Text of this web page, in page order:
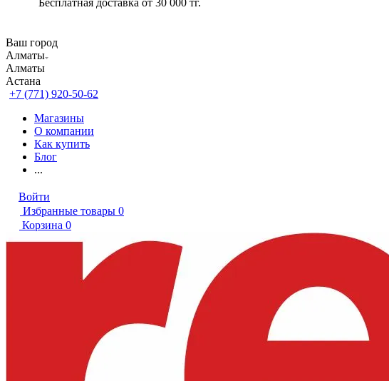
Бесплатная доставка от 30 000 тг.
Ваш город
Алматы
Алматы
Астана
+7 (771) 920-50-62
Магазины
О компании
Как купить
Блог
...
Войти
Избранные товары 0
Корзина 0